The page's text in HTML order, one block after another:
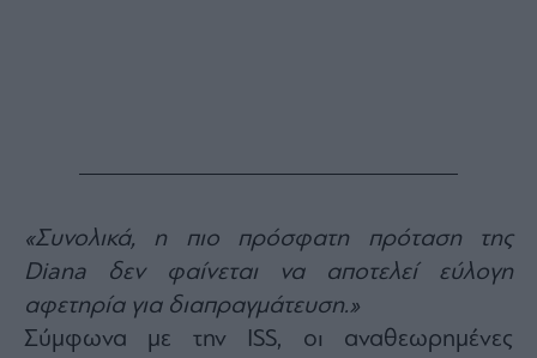
«Συνολικά, η πιο πρόσφατη πρόταση της
Diana δεν φαίνεται να αποτελεί εύλογη
αφετηρία για διαπραγμάτευση.»
Σύμφωνα με την ISS, οι αναθεωρημένες